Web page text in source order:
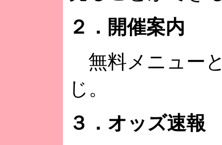
２．開催案内
無料メニュー
じ。
３．オッズ速報